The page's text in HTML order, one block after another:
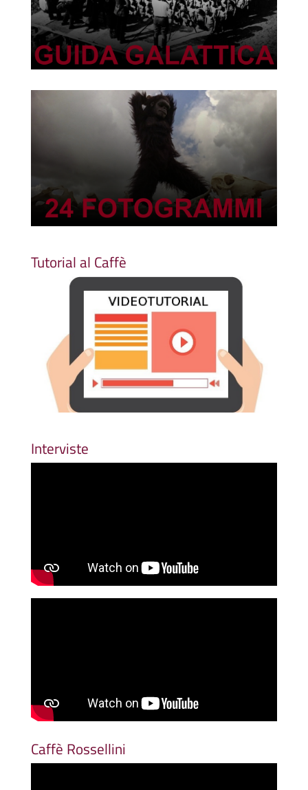
Tutorial al Caffè
Interviste
Caffè Rossellini